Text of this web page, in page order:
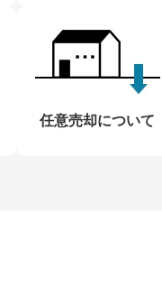
任意売却について